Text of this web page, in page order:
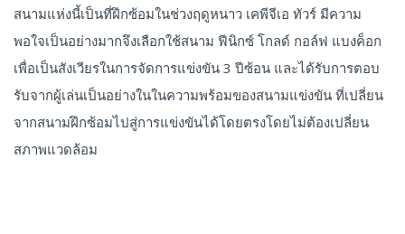
สนามแห่งนี้เป็นที่ฝึกซ้อมในช่วงฤดูหนาว เคพีจีเอ ทัวร์ มีความ
พอใจเป็นอย่างมากจึงเลือกใช้สนาม ฟีนิกซ์ โกลด์ กอล์ฟ แบงค็อก
เพื่อเป็นสังเวียรในการจัดการแข่งขัน 3 ปีซ้อน และได้รับการตอบ
รับจากผู้เล่นเป็นอย่างในในความพร้อมของสนามแข่งขัน ที่เปลี่ยน
จากสนามฝึกซ้อมไปสู่การแข่งขันได้โดยตรงโดยไม่ต้องเปลี่ยน
สภาพแวดล้อม